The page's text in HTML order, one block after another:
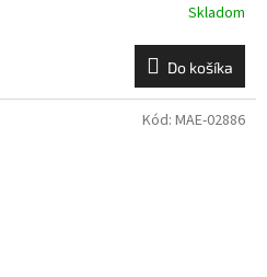
Skladom
Do košíka
Kód: MAE-02886